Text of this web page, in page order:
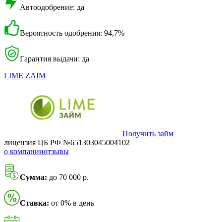
Автоодобрение: да
Вероятность одобрения: 94,7%
Гарантия выдачи: да
LIME ZAIM
Получить займ
лицензия ЦБ РФ №651303045004102
о компанииотзывы
Сумма: до 70 000 р.
Ставка: от 0% в день